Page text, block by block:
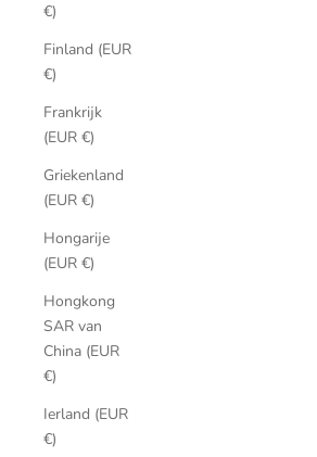
€)
Finland (EUR
€)
Frankrijk
(EUR €)
Griekenland
(EUR €)
Hongarije
(EUR €)
Hongkong
SAR van
China (EUR
€)
Ierland (EUR
€)